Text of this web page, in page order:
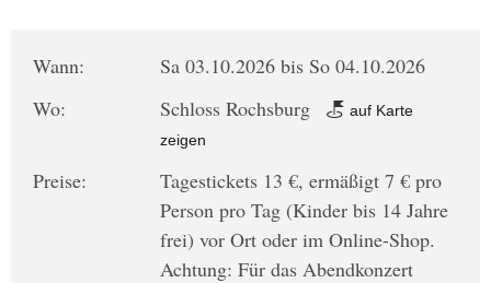
Wann:
Sa 03.10.2026 bis So 04.10.2026
Wo:
Schloss Rochsburg
auf Karte
zeigen
Preise:
Tagestickets 13 €, ermäßigt 7 € pro
Person pro Tag (Kinder bis 14 Jahre
frei) vor Ort oder im Online-Shop.
Achtung: Für das Abendkonzert